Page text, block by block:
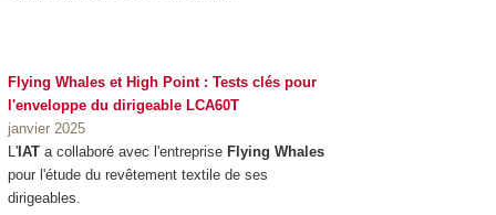
Flying Whales et High Point : Tests clés pour
l'enveloppe du dirigeable LCA60T
janvier 2025
L'IATa collaboré avec l'entreprise Flying Whales
pour l'étude du revêtement textile de ses
dirigeables.